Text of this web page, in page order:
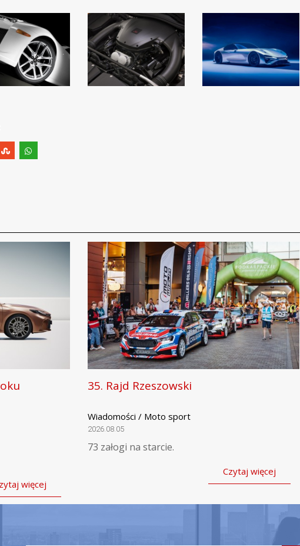
więcej
35. Rajd Rzeszowski
Wiadomości / Moto sport
2026.08.05
73 załogi na starcie.
Czytaj więcej